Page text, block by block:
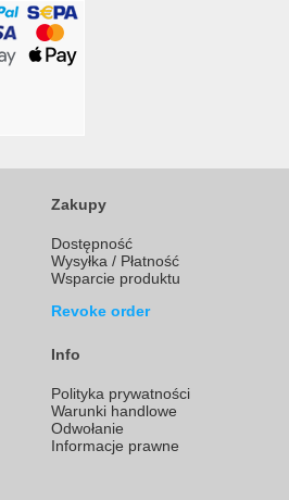
Zakupy
Dostępność
Wysyłka / Płatność
Wsparcie produktu
Revoke order
Info
Polityka prywatności
Warunki handlowe
Odwołanie
Informacje prawne